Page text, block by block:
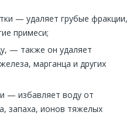
— удаляет грубые фракции,
примеси;
— также он удаляет
марганца и других
— избавляет воду от
запаха, ионов тяжелых